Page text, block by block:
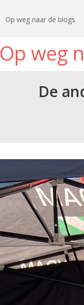
Op weg naar de blogs
Op weg
De